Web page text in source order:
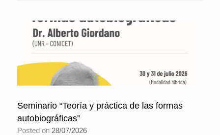
Seminario “Teoría y práctica de las formas
autobiográficas”
Posted on 28/07/2026